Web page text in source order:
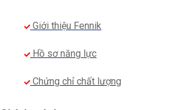
Giới thiệu Fennik
Hồ sơ năng lực
Chứng chỉ chất lượng